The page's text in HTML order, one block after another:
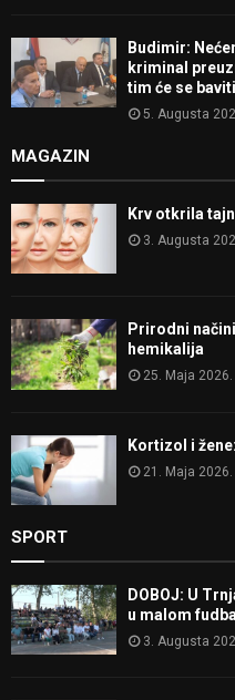
Budimir:
kriminal
tim će se
5. Augusta
MAGAZIN
Krv otkrila
3. Augusta
Prirodni
hemikalija
25. Maja 2026.
Kortizol i
21. Maja 2026.
SPORT
DOBOJ: U
u malom
3. Augusta